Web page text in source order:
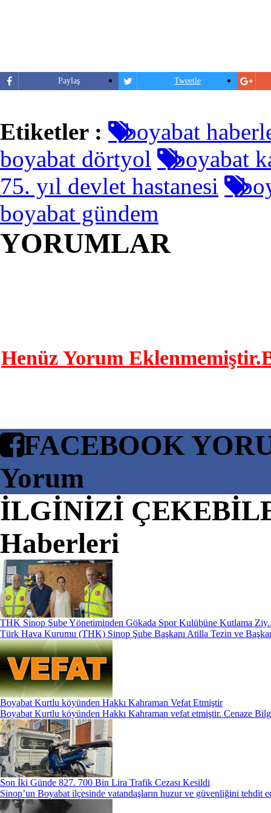
Paylaş Tweetle
Etiketler :
boyabat
boyabat dörtyol
boyabat
75. yıl devlet hastanesi
boyabat gündem
YORUMLAR
Henüz Yorum
FACEBOOK
Yorum
İLGİNİZİ
Haberleri
THK Sinop Şube Yönetiminden Gökada Spor Kulübüne Kutlama
Türk Hava Kurumu (THK) Sinop Şube Başkanı Atilla Tezin ve Başkan
Boyabat Kurtlu köyünden Hakkı Kahraman Vefat Etmiştir
Boyabat Kurtlu köyünden Hakkı Kahraman vefat etmiştir. Cenaze
Son İki Günde 827. 700 Bin Lira Trafik Cezası Kesildi
Sinop’un Boyabat ilçesinde vatandaşların huzur ve güvenliğini tehdit